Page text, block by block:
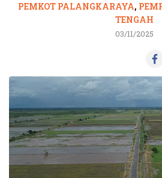
PEMKOT PALANGKARAYA,
TENGAH
03/11/2025